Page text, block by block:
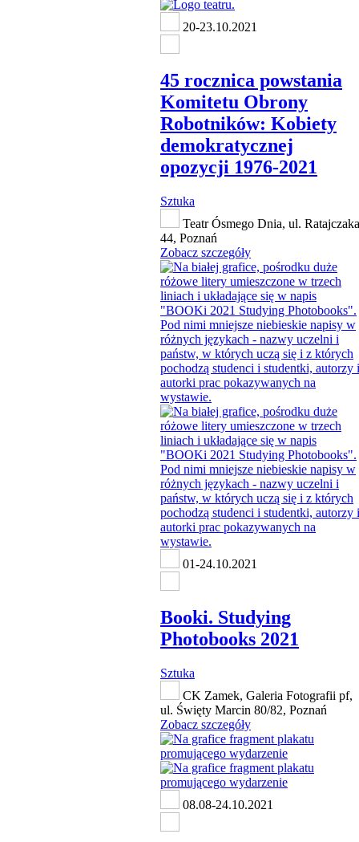
20-23.10.2021
45 rocznica powstania
Komitetu Obrony
Robotników: Kobiety
demokratycznej
opozycji 1976-2021
Sztuka
Teatr Ósmego Dnia, ul. Ratajczaka
44, Poznań
Zobacz szczegóły
01-24.10.2021
Booki. Studying
Photobooks 2021
Sztuka
CK Zamek, Galeria Fotografii pf,
ul. Święty Marcin 80/82, Poznań
Zobacz szczegóły
08.08-24.10.2021